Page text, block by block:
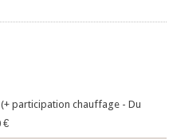
participation chauffage - Du
€